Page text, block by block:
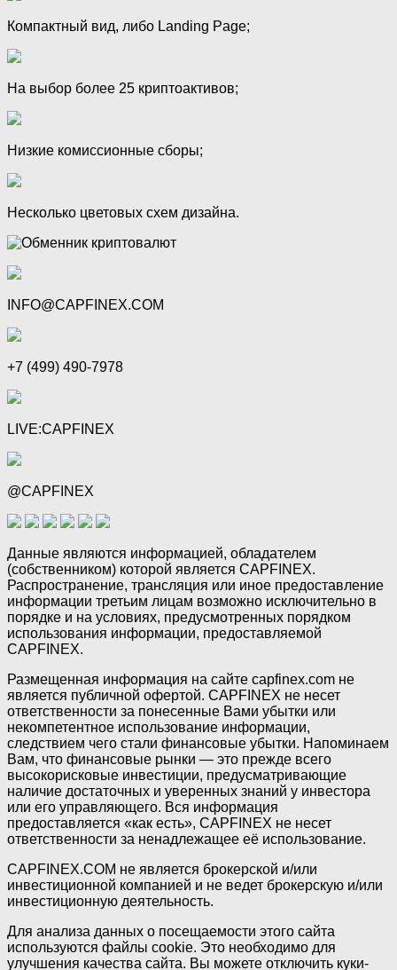
Компактный вид, либо Landing Page;
На выбор более 25 криптоактивов;
Низкие комиссионные сборы;
Несколько цветовых схем дизайна.
INFO@CAPFINEX.COM
+7 (499) 490-7978
LIVE:CAPFINEX
@CAPFINEX
Данные являются информацией, обладателем
(собственником) которой является CAPFINEX.
Распространение, трансляция или иное предоставление
информации третьим лицам возможно исключительно в
порядке и на условиях, предусмотренных порядком
использования информации, предоставляемой
CAPFINEX.
Размещенная информация на сайте capfinex.com не
является публичной офертой. CAPFINEX не несет
ответственности за понесенные Вами убытки или
некомпетентное использование информации,
следствием чего стали финансовые убытки. Напоминаем
Вам, что финансовые рынки — это прежде всего
высокорисковые инвестиции, предусматривающие
наличие достаточных и уверенных знаний у инвестора
или его управляющего. Вся информация
предоставляется «как есть», CAPFINEX не несет
ответственности за ненадлежащее её использование.
CAPFINEX.COM не является брокерской и/или
инвестиционной компанией и не ведет брокерскую и/или
инвестиционную деятельность.
Для анализа данных о посещаемости этого сайта
используются файлы cookie. Это необходимо для
улучшения качества сайта. Вы можете отключить куки-